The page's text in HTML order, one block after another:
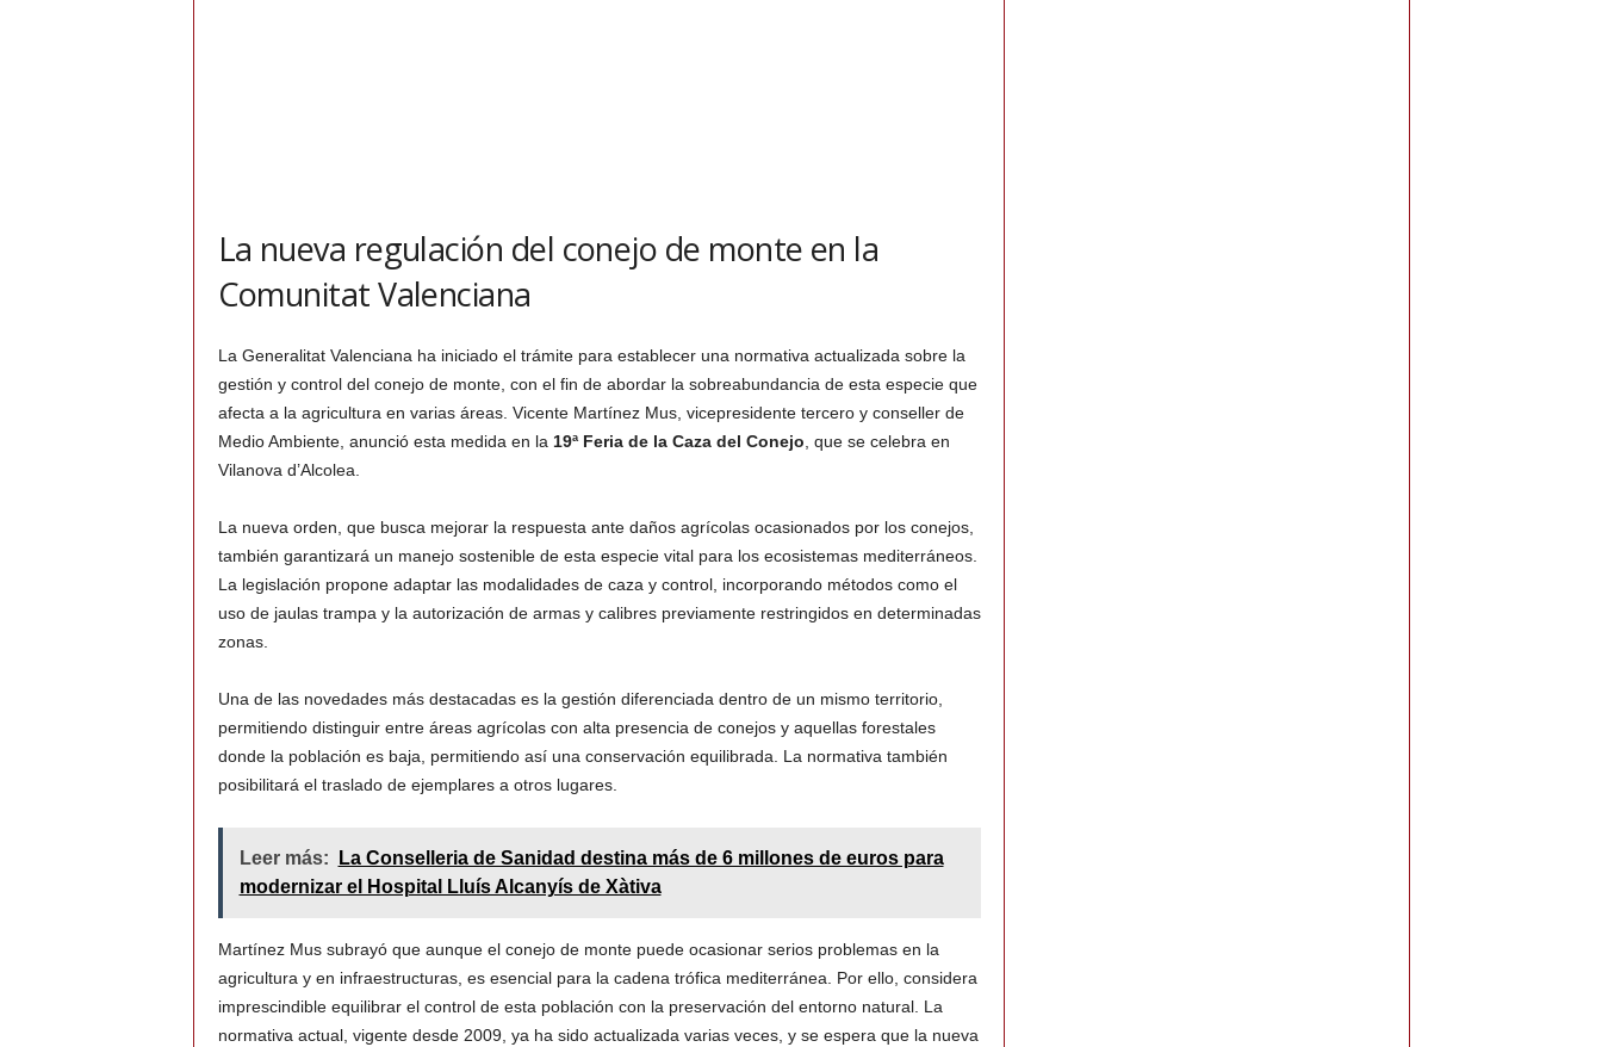
La nueva regulación del conejo de monte en la
Comunitat Valenciana
La Generalitat Valenciana ha iniciado el trámite para establecer una normativa actualizada sobre la
gestión y control del conejo de monte, con el fin de abordar la sobreabundancia de esta especie que
afecta a la agricultura en varias áreas. Vicente Martínez Mus, vicepresidente tercero y conseller de
Medio Ambiente, anunció esta medida en la 19ª Feria de la Caza del Conejo, que se celebra en
Vilanova d’Alcolea.
La nueva orden, que busca mejorar la respuesta ante daños agrícolas ocasionados por los conejos,
también garantizará un manejo sostenible de esta especie vital para los ecosistemas mediterráneos.
La legislación propone adaptar las modalidades de caza y control, incorporando métodos como el
uso de jaulas trampa y la autorización de armas y calibres previamente restringidos en determinadas
zonas.
Una de las novedades más destacadas es la gestión diferenciada dentro de un mismo territorio,
permitiendo distinguir entre áreas agrícolas con alta presencia de conejos y aquellas forestales
donde la población es baja, permitiendo así una conservación equilibrada. La normativa también
posibilitará el traslado de ejemplares a otros lugares.
Leer más:
La Conselleria de Sanidad destina más de 6 millones de euros para
modernizar el Hospital Lluís Alcanyís de Xàtiva
Martínez Mus subrayó que aunque el conejo de monte puede ocasionar serios problemas en la
agricultura y en infraestructuras, es esencial para la cadena trófica mediterránea. Por ello, considera
imprescindible equilibrar el control de esta población con la preservación del entorno natural. La
normativa actual, vigente desde 2009, ya ha sido actualizada varias veces, y se espera que la nueva